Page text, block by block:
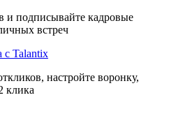
и подписывайте кадровые
встреч
с Talantix
настройте воронку,
клика